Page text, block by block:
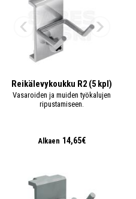
Reikälevykoukku R2 (5 kpl)
Vasaroiden ja muiden työkalujen
ripustamiseen.
Alkaen 14,65€